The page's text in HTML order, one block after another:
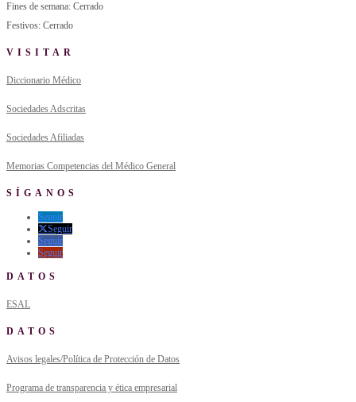
Fines de semana: Cerrado
Festivos: Cerrado
VISITAR
Diccionario Médico
Sociedades Adscritas
Sociedades Afiliadas
Memorias Competencias del Médico General
SÍGANOS
Seguir
Seguir
Seguir
Seguir
DATOS
ESAL
DATOS
Avisos legales/Política de Protección de Datos
Programa de transparencia y ética empresarial